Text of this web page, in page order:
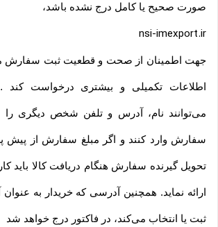
صورت صحیح یا کامل درج نشده باشد،
nsi-imexport.ir
جهت اطمینان از صحت و قطعیت ثبت سفارش
اطلاعات تکمیلی و بیشتری درخواست کند
می‌توانند نام، آدرس و تلفن شخص دیگری را
سفارش وارد کنند و اگر مبلغ سفارش از پیش
تحویل گیرنده سفارش هنگام دریافت کالا باید
ارائه نماید. همچنین آدرسی که خریدار به
ثبت یا انتخاب می‌کند، در فاکتور درج خواهد شد